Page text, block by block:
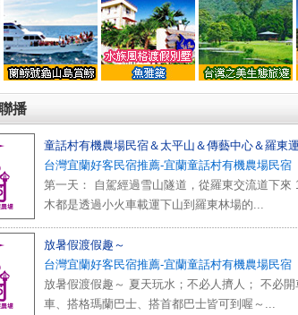
播
童話村有機農場民宿＆太平山＆傳藝中心＆羅東
台灣宜蘭好客民宿推薦-宜蘭童話村有機農場民宿
第一天： 自駕經過雪山隧道，從羅東交流道下來
木都是透過小火車載運下山到羅東林場的...
放暑假渡假趣～
台灣宜蘭好客民宿推薦-宜蘭童話村有機農場民宿
放暑假渡假趣～ 夏天玩水；不必人擠人； 不必
車、搭格瑪蘭巴士、搭首都巴士皆可到喔～...